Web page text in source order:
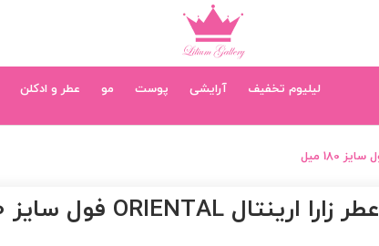
لیلیوم تخفیف آرایشی پوست مو عطر و ادکلن
عطر زارا ارینتال ORIENTAL فول سایز 180 میل